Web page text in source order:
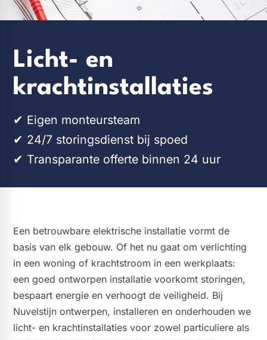
Licht- en
krachtinstallaties
✔ Eigen monteursteam​​
✔ 24/7 storingsdienst bij spoed
✔ Transparante offerte binnen 24 uur
Een betrouwbare elektrische installatie vormt de
basis van elk gebouw. Of het nu gaat om verlichting
in een woning of krachtstroom in een werkplaats:
een goed ontworpen installatie voorkomt storingen,
bespaart energie en verhoogt de veiligheid. Bij
Nuvelstijn ontwerpen, installeren en onderhouden we
licht- en krachtinstallaties voor zowel particuliere als